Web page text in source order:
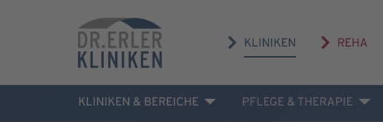
KLINIKEN REHA
KLINIKEN & BEREICHE PFLEGE & THERAPIE